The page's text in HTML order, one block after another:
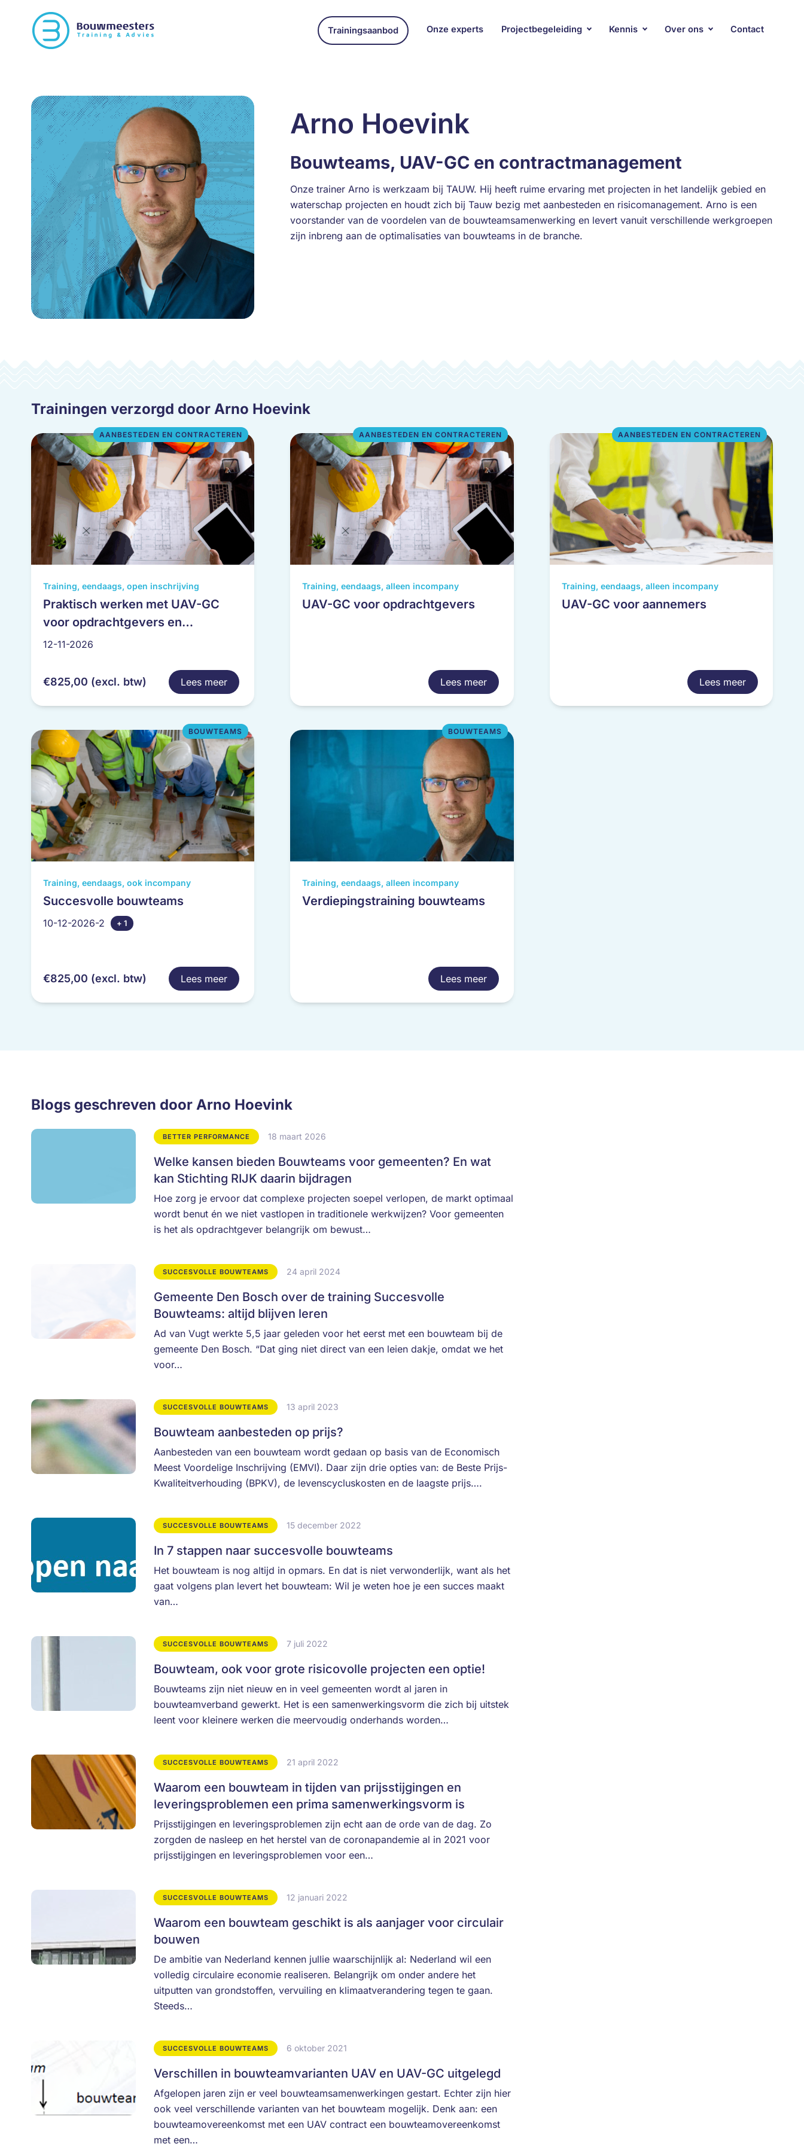
Trainingsaanbod Onze experts Projectbegeleiding Kennis Over ons Contact
Arno Hoevink
Bouwteams, UAV-GC en contractmanagement
Onze trainer Arno is werkzaam bij TAUW. Hij heeft ruime ervaring met projecten in het landelijk gebied en
waterschap projecten en houdt zich bij Tauw bezig met aanbesteden en risicomanagement. Arno is een
voorstander van de voordelen van de bouwteamsamenwerking en levert vanuit verschillende werkgroepen
zijn inbreng aan de optimalisaties van bouwteams in de branche.
Trainingen verzorgd door Arno Hoevink
Training, eendaags, open inschrijving
Praktisch werken met UAV-GC
voor opdrachtgevers en
uitvoerende partijen
12-11-2026
AANBESTEDEN EN CONTRACTEREN
€825,00 (excl. btw) Lees meer
Dit
product
meerdere
variaties.
kan
op
productpagina
Training, eendaags, alleen incompany
UAV-GC voor opdrachtgevers
AANBESTEDEN EN CONTRACTEREN
Lees meer
Training, eendaags, alleen incompany
UAV-GC voor aannemers
AANBESTEDEN EN CONTRACTEREN
Lees meer
Training, eendaags, ook incompany
Succesvolle bouwteams
10-12-2026-2 + 1
BOUWTEAMS
€825,00 (excl. btw) Lees meer
Dit
product
meerdere
kan
Training, eendaags, alleen incompany
Verdiepingstraining bouwteams
BOUWTEAMS
Lees meer
Blogs geschreven door Arno Hoevink
BETTER PERFORMANCE 18 maart 2026
Welke kansen bieden Bouwteams voor gemeenten? En wat
kan Stichting RIJK daarin bijdragen
Hoe zorg je ervoor dat complexe projecten soepel verlopen, de markt optimaal
wordt benut én we niet vastlopen in traditionele werkwijzen? Voor gemeenten
is het als opdrachtgever belangrijk om bewust…
SUCCESVOLLE BOUWTEAMS 24 april 2024
Gemeente Den Bosch over de training Succesvolle
Bouwteams: altijd blijven leren
Ad van Vugt werkte 5,5 jaar geleden voor het eerst met een bouwteam bij de
gemeente Den Bosch. “Dat ging niet direct van een leien dakje, omdat we het
voor…
SUCCESVOLLE BOUWTEAMS 13 april 2023
Bouwteam aanbesteden op prijs?
Aanbesteden van een bouwteam wordt gedaan op basis van de Economisch
Meest Voordelige Inschrijving (EMVI). Daar zijn drie opties van: de Beste Prijs-
Kwaliteitverhouding (BPKV), de levenscycluskosten en de laagste prijs….
SUCCESVOLLE BOUWTEAMS 15 december 2022
In 7 stappen naar succesvolle bouwteams
Het bouwteam is nog altijd in opmars. En dat is niet verwonderlijk, want als het
gaat volgens plan levert het bouwteam: Wil je weten hoe je een succes maakt
van…
SUCCESVOLLE BOUWTEAMS 7 juli 2022
Bouwteam, ook voor grote risicovolle projecten een optie!
Bouwteams zijn niet nieuw en in veel gemeenten wordt al jaren in
bouwteamverband gewerkt. Het is een samenwerkingsvorm die zich bij uitstek
leent voor kleinere werken die meervoudig onderhands worden…
SUCCESVOLLE BOUWTEAMS 21 april 2022
Waarom een bouwteam in tijden van prijsstijgingen en
leveringsproblemen een prima samenwerkingsvorm is
Prijsstijgingen en leveringsproblemen zijn echt aan de orde van de dag. Zo
zorgden de nasleep en het herstel van de coronapandemie al in 2021 voor
prijsstijgingen en leveringsproblemen voor een…
SUCCESVOLLE BOUWTEAMS 12 januari 2022
Waarom een bouwteam geschikt is als aanjager voor circulair
bouwen
De ambitie van Nederland kennen jullie waarschijnlijk al: Nederland wil een
volledig circulaire economie realiseren. Belangrijk om onder andere het
uitputten van grondstoffen, vervuiling en klimaatverandering tegen te gaan.
Steeds…
SUCCESVOLLE BOUWTEAMS 6 oktober 2021
Verschillen in bouwteamvarianten UAV en UAV-GC uitgelegd
Afgelopen jaren zijn er veel bouwteamsamenwerkingen gestart. Echter zijn hier
ook veel verschillende varianten van het bouwteam mogelijk. Denk aan: een
bouwteamovereenkomst met een UAV contract een bouwteamovereenkomst
met een…